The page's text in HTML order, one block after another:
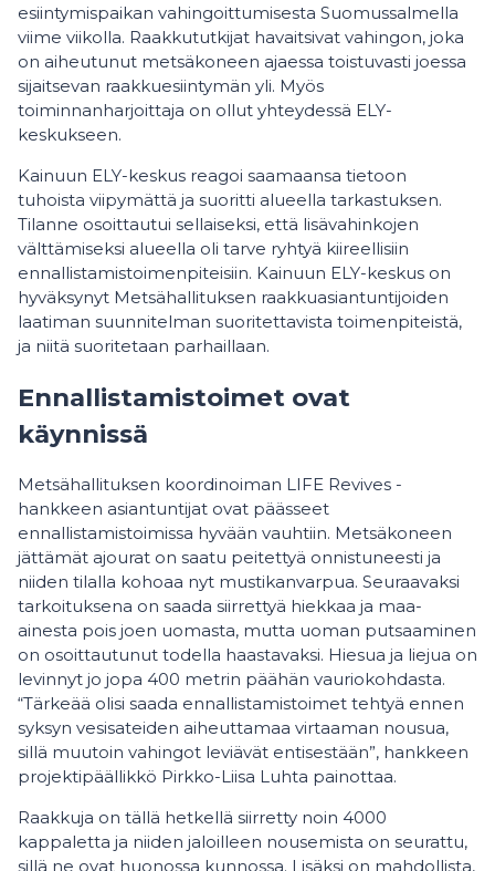
esiintymispaikan vahingoittumisesta Suomussalmella
viime viikolla. Raakkututkijat havaitsivat vahingon, joka
on aiheutunut metsäkoneen ajaessa toistuvasti joessa
sijaitsevan raakkuesiintymän yli. Myös
toiminnanharjoittaja on ollut yhteydessä ELY-
keskukseen.
Kainuun ELY-keskus reagoi saamaansa tietoon
tuhoista viipymättä ja suoritti alueella tarkastuksen.
Tilanne osoittautui sellaiseksi, että lisävahinkojen
välttämiseksi alueella oli tarve ryhtyä kiireellisiin
ennallistamistoimenpiteisiin. Kainuun ELY-keskus on
hyväksynyt Metsähallituksen raakkuasiantuntijoiden
laatiman suunnitelman suoritettavista toimenpiteistä,
ja niitä suoritetaan parhaillaan.
Ennallistamistoimet ovat
käynnissä
Metsähallituksen koordinoiman LIFE Revives -
hankkeen asiantuntijat ovat päässeet
ennallistamistoimissa hyvään vauhtiin. Metsäkoneen
jättämät ajourat on saatu peitettyä onnistuneesti ja
niiden tilalla kohoaa nyt mustikanvarpua. Seuraavaksi
tarkoituksena on saada siirrettyä hiekkaa ja maa-
ainesta pois joen uomasta, mutta uoman putsaaminen
on osoittautunut todella haastavaksi. Hiesua ja liejua on
levinnyt jo jopa 400 metrin päähän vauriokohdasta.
“Tärkeää olisi saada ennallistamistoimet tehtyä ennen
syksyn vesisateiden aiheuttamaa virtaaman nousua,
sillä muutoin vahingot leviävät entisestään”, hankkeen
projektipäällikkö Pirkko-Liisa Luhta painottaa.
Raakkuja on tällä hetkellä siirretty noin 4000
kappaletta ja niiden jaloilleen nousemista on seurattu,
sillä ne ovat huonossa kunnossa. Lisäksi on mahdollista,